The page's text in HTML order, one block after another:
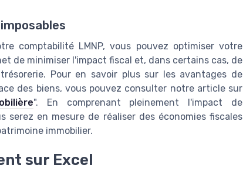
comptabilité LMNP, vous pouvez optimiser votre
de minimiser l'impact fiscal et, dans certains cas, de
Pour en savoir plus sur les avantages de
des biens, vous pouvez consulter notre article sur
". En comprenant pleinement l'impact de
serez en mesure de réaliser des économies fiscales
immobilier.
sur Excel